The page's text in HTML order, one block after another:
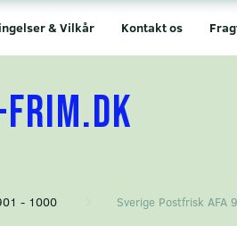
Kontakt os
& Vilkår
- 1000 Sverige Postfrisk AFA